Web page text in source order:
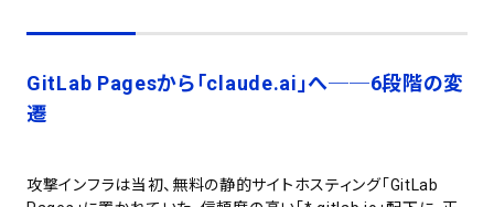
GitLab Pagesから「claude.ai」へ──6段階の変
遷
攻撃インフラは当初、無料の静的サイトホスティング「GitLab